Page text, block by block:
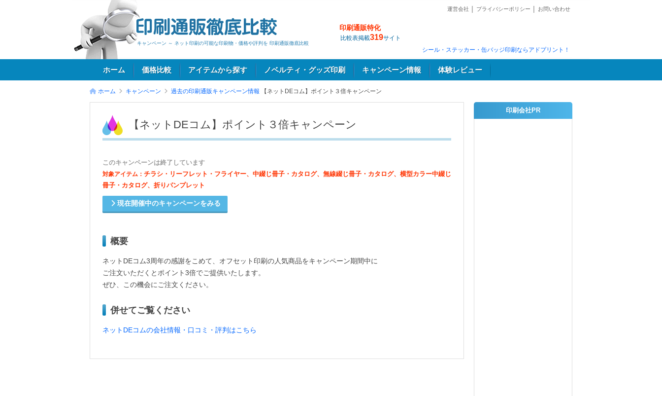
キャンペーン ～ ネット印刷の可能な印刷物・価格や評判を 印刷通販徹底比較
印刷通販特化
比較表掲載319サイト
運営会社 プライバシーポリシー お問い合わせ
シール・ステッカー・缶バッジ印刷ならアドプリント！
ホーム 価格比較 アイテムから探す ノベルティ・グッズ印刷 キャンペーン情報 体験レビュー
ホーム キャンペーン 過去の印刷通販キャンペーン情報 【ネットDEコム】ポイント３倍キャンペーン
【ネットDEコム】ポイント３倍キャンペーン
このキャンペーンは終了しています
対象アイテム： チラシ・リーフレット・フライヤー、中綴じ冊子・カタログ、無線綴じ冊子・カタログ、横型カラー中綴じ
冊子・カタログ、折りパンプレット
現在開催中のキャンペーンをみる
概要
ネットDEコム3周年の感謝をこめて、オフセット印刷の人気商品をキャンペーン期間中に
ご注文いただくとポイント3倍でご提供いたします。
ぜひ、この機会にご注文ください。
併せてご覧ください
ネットDEコムの会社情報・口コミ・評判はこちら
印刷会社PR